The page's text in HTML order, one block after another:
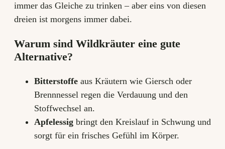
immer das Gleiche zu trinken – aber eins von diesen
dreien ist morgens immer dabei.
Warum sind Wildkräuter eine gute
Alternative?
Bitterstoffe aus Kräutern wie Giersch oder
Brennnessel regen die Verdauung und den
Stoffwechsel an.
Apfelessig bringt den Kreislauf in Schwung und
sorgt für ein frisches Gefühl im Körper.